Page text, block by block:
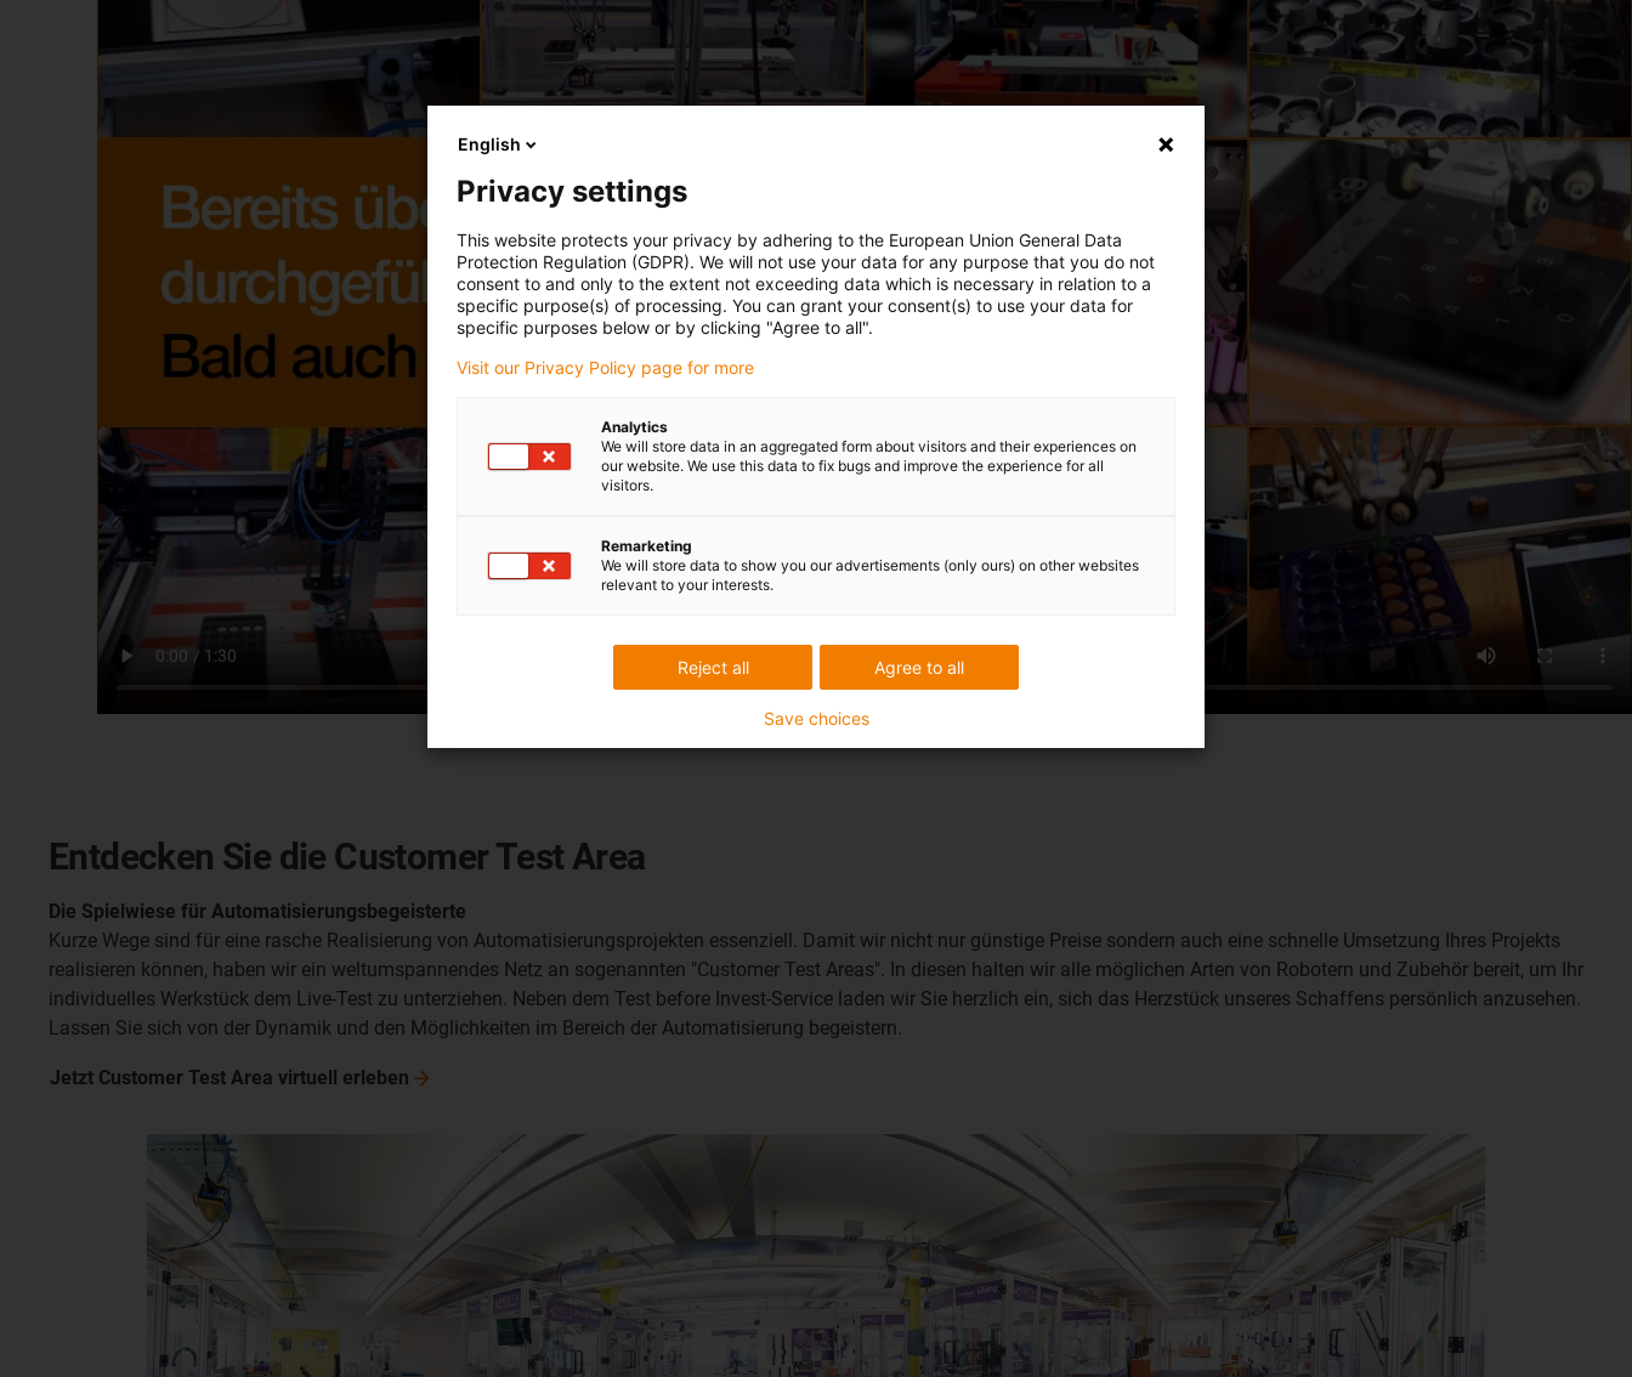
Entdecken Sie die Customer Test Area
Die Spielwiese für Automatisierungsbegeisterte
Kurze Wege sind für eine rasche Realisierung von Automatisierungsprojekten essenziell. Damit wir nicht nur günstige Preise sondern auch eine schnelle Umsetzung Ihres Projekts
realisieren können, haben wir ein weltumspannendes Netz an sogenannten "Customer Test Areas". In diesen halten wir alle möglichen Arten von Robotern und Zubehör bereit, um Ihr
individuelles Werkstück dem Live-Test zu unterziehen. Neben dem Test before Invest-Service laden wir Sie herzlich ein, sich das Herzstück unseres Schaffens persönlich anzusehen.
Lassen Sie sich von der Dynamik und den Möglichkeiten im Bereich der Automatisierung begeistern.
Jetzt Customer Test Area virtuell erleben
English
Privacy settings
This website protects your privacy by adhering to the European Union General Data
Protection Regulation (GDPR). We will not use your data for any purpose that you do not
consent to and only to the extent not exceeding data which is necessary in relation to a
specific purpose(s) of processing. You can grant your consent(s) to use your data for
specific purposes below or by clicking "Agree to all".
Visit our Privacy Policy page for more
Analytics
We will store data in an aggregated form about visitors and their experiences on
our website. We use this data to fix bugs and improve the experience for all
visitors.
Remarketing
We will store data to show you our advertisements (only ours) on other websites
relevant to your interests.
Agree to all
Reject all
Save choices